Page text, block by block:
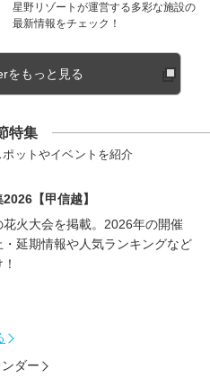
星野リゾートが運営する多彩な施設の
最新情報をチェック！
をもっと見る
特集
ットやイベントを紹介
【甲信越】
花火大会を掲載。2026年の開催
・延期情報や人気ランキングなど
ダー